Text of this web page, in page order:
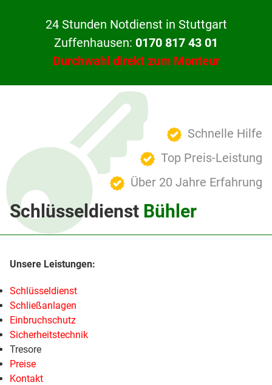
24 Stunden Notdienst in Stuttgart
Zuffenhausen: 0170 817 43 01
Durchwahl direkt zum Monteur
Schnelle Hilfe
Top Preis-Leistung
Über 20 Jahre Erfahrung
Schlüsseldienst Bühler
Schlüsseldienst
Schließanlagen
Einbruchschutz
Sicherheitstechnik
Tresore
Preise
Kontakt